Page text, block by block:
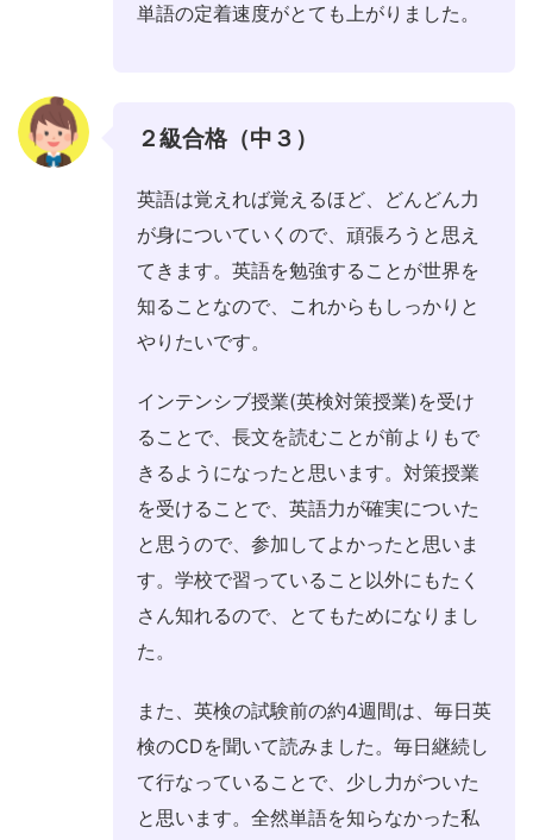
単語の定着速度がとても上がりました。
２級合格（中３）
英語は覚えれば覚えるほど、どんどん力
が身についていくので、頑張ろうと思え
てきます。英語を勉強することが世界を
知ることなので、これからもしっかりと
やりたいです。
インテンシブ授業(英検対策授業)を受け
ることで、長文を読むことが前よりもで
きるようになったと思います。対策授業
を受けることで、英語力が確実についた
と思うので、参加してよかったと思いま
す。学校で習っていること以外にもたく
さん知れるので、とてもためになりまし
た。
また、英検の試験前の約4週間は、毎日英
検のCDを聞いて読みました。毎日継続し
て行なっていることで、少し力がついた
と思います。全然単語を知らなかった私